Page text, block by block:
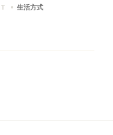
生活方式